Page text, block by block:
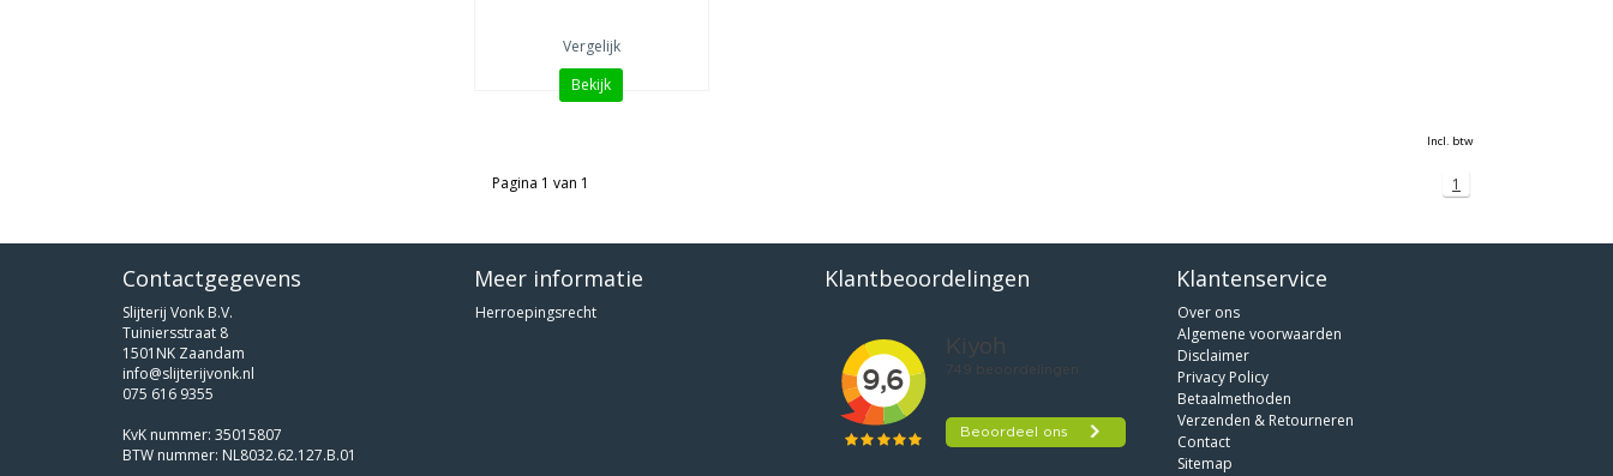
Vergelijk
Bekijk
Incl. btw
Pagina 1 van 1 1
Contactgegevens
Slijterij Vonk B.V.
Tuiniersstraat 8
1501NK Zaandam
info@slijterijvonk.nl
075 616 9355
KvK nummer: 35015807
BTW nummer: NL8032.62.127.B.01
Meer informatie
Herroepingsrecht
Klantbeoordelingen Klantenservice
Over ons
Algemene voorwaarden
Disclaimer
Privacy Policy
Betaalmethoden
Verzenden & Retourneren
Contact
Sitemap